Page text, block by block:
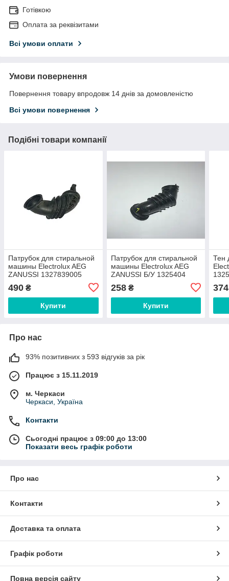
Готівкою
Оплата за реквізитами
Всі умови оплати
Умови повернення
Повернення товару впродовж 14 днів за домовленістю
Всі умови повернення
Подібні товари компанії
Патрубок для стиральной
машины Electrolux AEG
ZANUSSI 1327839005
490 ₴
Купити
Патрубок для стиральной
машины Electrolux AEG
ZANUSSI Б/У 1325404
258₴
Купити
Тен
374
Про нас
93% позитивних з 593 відгуків за рік
Працює з 15.11.2019
м. Черкаси
Черкаси, Україна
Контакти
Сьогодні працює з 09:00 до 13:00
Показати весь графік роботи
Про нас
Контакти
Доставка та оплата
Графік роботи
Повна версія сайту